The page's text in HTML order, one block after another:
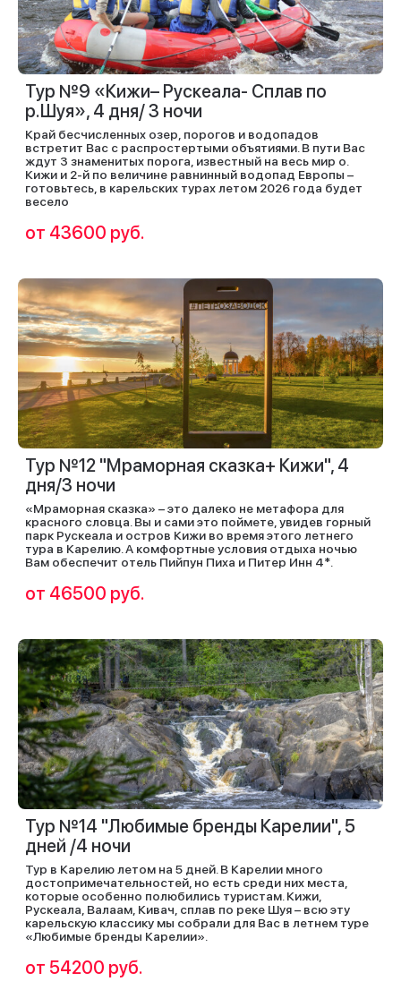
Тур №9 «Кижи– Рускеала- Сплав по
р.Шуя», 4 дня/ 3 ночи
Край бесчисленных озер, порогов и водопадов
встретит Вас с распростертыми объятиями. В пути Вас
ждут 3 знаменитых порога, известный на весь мир о.
Кижи и 2-й по величине равнинный водопад Европы –
готовьтесь, в карельских турах летом 2026 года будет
весело
от 43600 руб.
Тур №12 "Мраморная сказка+ Кижи", 4
дня/3 ночи
«Мраморная сказка» – это далеко не метафора для
красного словца. Вы и сами это поймете, увидев горный
парк Рускеала и остров Кижи во время этого летнего
тура в Карелию. А комфортные условия отдыха ночью
Вам обеспечит отель Пийпун Пиха и Питер Инн 4*.
от 46500 руб.
Тур №14 "Любимые бренды Карелии", 5
дней /4 ночи
Тур в Карелию летом на 5 дней. В Карелии много
достопримечательностей, но есть среди них места,
которые особенно полюбились туристам. Кижи,
Рускеала, Валаам, Кивач, сплав по реке Шуя – всю эту
карельскую классику мы собрали для Вас в летнем туре
«Любимые бренды Карелии».
от 54200 руб.